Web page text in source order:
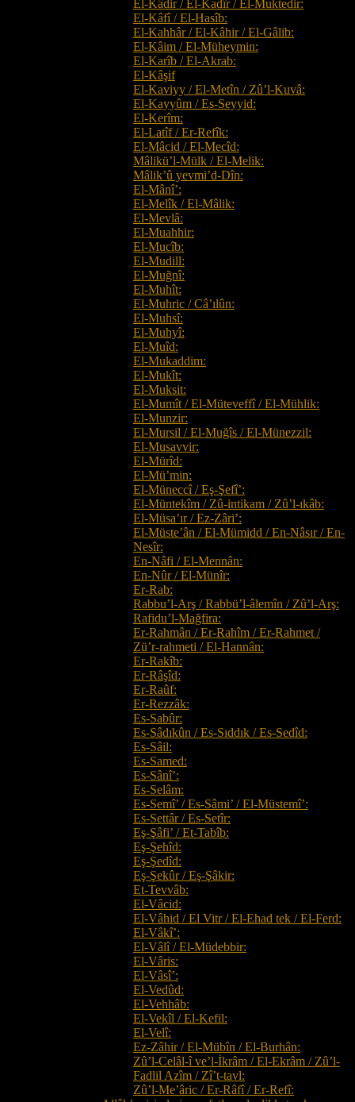
El-Kâdir / El-Kadîr / El-Muktedir:
El-Kâfî / El-Hasîb:
El-Kahhâr / El-Kâhir / El-Gâlib:
El-Kâim / El-Müheymin:
El-Karîb / El-Akrab:
El-Kâşif
El-Kaviyy / El-Metîn / Zû’l-Kuvâ:
El-Kayyûm / Es-Seyyid:
El-Kerîm:
El-Latîf / Er-Refîk:
El-Mâcid / El-Mecîd:
Mâlikü’l-Mülk / El-Melik:
Mâlik’û yevmi’d-Dîn:
El-Mânî’:
El-Melîk / El-Mâlik:
El-Mevlâ:
El-Muahhir:
El-Mucîb:
El-Mudill:
El-Muğnî:
El-Muhît:
El-Muhric / Câ’ılûn:
El-Muhsî:
El-Muhyî:
El-Muîd:
El-Mukaddim:
El-Mukît:
El-Muksit:
El-Mumît / El-Müteveffî / El-Mühlik:
El-Munzir:
El-Mursil / El-Muğîs / El-Münezzil:
El-Musavvir:
El-Mürîd:
El-Mü’min:
El-Müneccî / Eş-Şefî’:
El-Müntekîm / Zû-intikam / Zû’l-ıkâb:
El-Müsa’ır / Ez-Zâri’:
El-Müste’ân / El-Mümidd / En-Nâsır / En-
Nesîr:
En-Nâfi / El-Mennân:
En-Nûr / El-Münîr:
Er-Rab:
Rabbu’l-Arş / Rabbü’l-âlemîn / Zû’l-Arş:
Rafidu’l-Mağfira:
Er-Rahmân / Er-Rahîm / Er-Rahmet /
Zü’r-rahmeti / El-Hannân:
Er-Rakîb:
Er-Râşîd:
Er-Raûf:
Er-Rezzâk:
Es-Sabûr:
Es-Sâdıkûn / Es-Sıddık / Es-Sedîd:
Es-Sâil:
Es-Samed:
Es-Sânî’:
Es-Selâm:
Es-Semî’ / Es-Sâmi’ / El-Müstemî’:
Es-Settâr / Es-Setîr:
Eş-Şâfi’ / Et-Tabîb:
Eş-Şehîd:
Eş-Şedîd:
Eş-Şekûr / Eş-Şâkir:
Et-Tevvâb:
El-Vâcid:
El-Vâhid / El Vitr / El-Ehad tek / El-Ferd:
El-Vâkî’:
El-Vâlî / El-Müdebbir:
El-Vâris:
El-Vâsî’:
El-Vedûd:
El-Vehhâb:
El-Vekîl / El-Kefil:
El-Velî:
Ez-Zâhir / El-Mübîn / El-Burhân:
Zû’l-Celâl-î ve’l-İkrâm / El-Ekrâm / Zû’l-
Fadlil Azîm / Zî’t-tavl:
Zû’l-Me’âric / Er-Râfî / Er-Refî: